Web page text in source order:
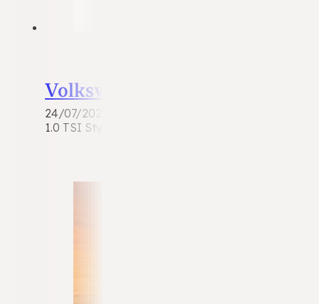
Volkswagen T-Cross
24/07/2026
1.0 TSI Style | 2021 | 88.693 km | Benzine |